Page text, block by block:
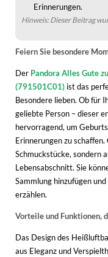
Erinnerungen.
Hinweis: Dieser Beitrag
Feiern Sie besondere
Der Pandora Alles Gute
(791501C01) ist das
Besondere lieben. Ob für
geliebte Person – dieser
hervorragend, um
Erinnerungen zu
Schmuckstücke, sondern
Lebensabschnitt. Sie
Sammlung hinzufügen
erzählen.
Vorteile und Funktionen,
Das Design des
aus Eleganz und